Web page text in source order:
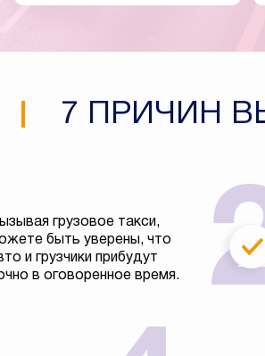
7 ПРИЧИН
грузовое такси,
быть уверены, что
и грузчики прибудут
в оговоренное время.